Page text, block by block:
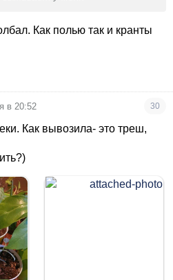
Как полью так и кранты
в 20:52 30
Как вывозила- это треш,